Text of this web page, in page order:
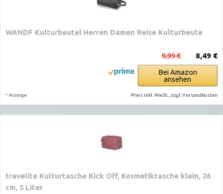
WANDF Kulturbeutel Herren Damen Reise Kulturbeute
8,49 €
9,99 €
Bei Amazon
ansehen
* Anzeige Preis inkl. MwSt., zzgl. Versandkosten
travelite Kulturtasche Kick Off, Kosmetiktasche klein, 26
cm, 5 Liter